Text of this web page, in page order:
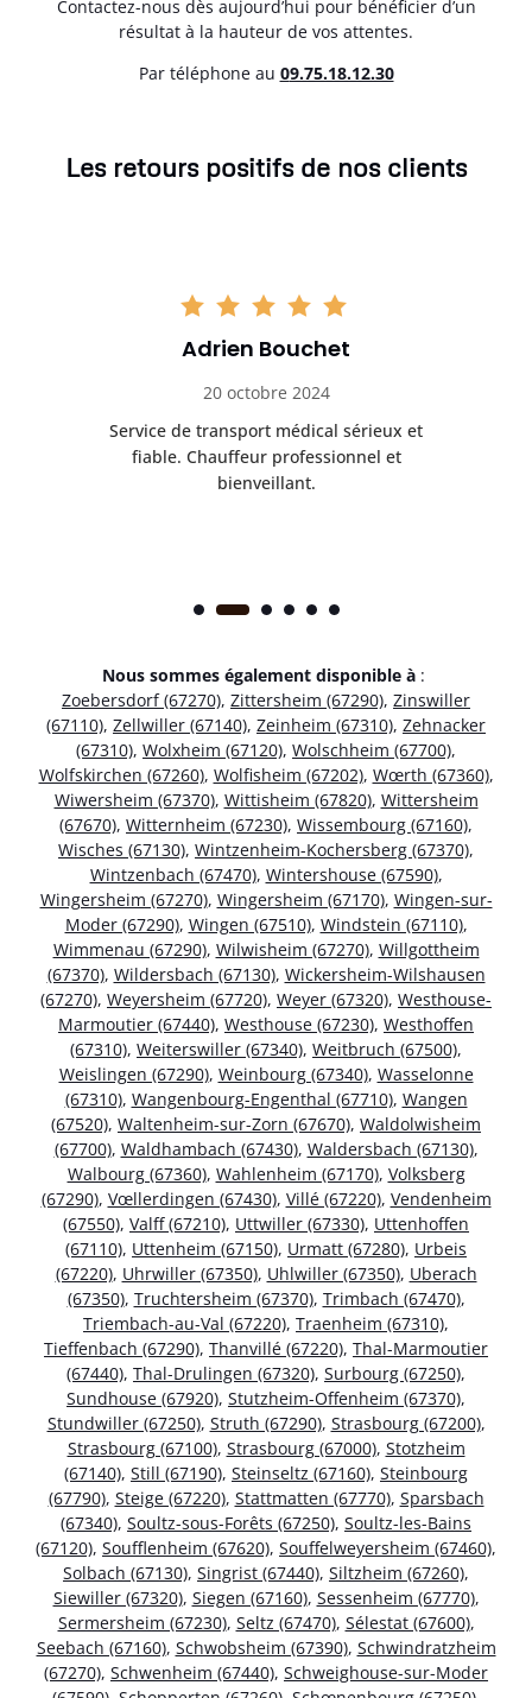
Contactez-nous dès aujourd’hui pour bénéficier d’un
résultat à la hauteur de vos attentes.
Par téléphone au 09.75.18.12.30
Les retours positifs de nos clients
Adrien Bouchet
20 octobre 2024
Service de transport médical sérieux et
fiable. Chauffeur professionnel et
bienveillant.
Nous sommes également disponible à :
Zoebersdorf (67270), Zittersheim (67290), Zinswiller
(67110), Zellwiller (67140), Zeinheim (67310), Zehnacker
(67310), Wolxheim (67120), Wolschheim (67700),
Wolfskirchen (67260), Wolfisheim (67202), Wœrth (67360),
Wiwersheim (67370), Wittisheim (67820), Wittersheim
(67670), Witternheim (67230), Wissembourg (67160),
Wisches (67130), Wintzenheim-Kochersberg (67370),
Wintzenbach (67470), Wintershouse (67590),
Wingersheim (67270), Wingersheim (67170), Wingen-sur-
Moder (67290), Wingen (67510), Windstein (67110),
Wimmenau (67290), Wilwisheim (67270), Willgottheim
(67370), Wildersbach (67130), Wickersheim-Wilshausen
(67270), Weyersheim (67720), Weyer (67320), Westhouse-
Marmoutier (67440), Westhouse (67230), Westhoffen
(67310), Weiterswiller (67340), Weitbruch (67500),
Weislingen (67290), Weinbourg (67340), Wasselonne
(67310), Wangenbourg-Engenthal (67710), Wangen
(67520), Waltenheim-sur-Zorn (67670), Waldolwisheim
(67700), Waldhambach (67430), Waldersbach (67130),
Walbourg (67360), Wahlenheim (67170), Volksberg
(67290), Vœllerdingen (67430), Villé (67220), Vendenheim
(67550), Valff (67210), Uttwiller (67330), Uttenhoffen
(67110), Uttenheim (67150), Urmatt (67280), Urbeis
(67220), Uhrwiller (67350), Uhlwiller (67350), Uberach
(67350), Truchtersheim (67370), Trimbach (67470),
Triembach-au-Val (67220), Traenheim (67310),
Tieffenbach (67290), Thanvillé (67220), Thal-Marmoutier
(67440), Thal-Drulingen (67320), Surbourg (67250),
Sundhouse (67920), Stutzheim-Offenheim (67370),
Stundwiller (67250), Struth (67290), Strasbourg (67200),
Strasbourg (67100), Strasbourg (67000), Stotzheim
(67140), Still (67190), Steinseltz (67160), Steinbourg
(67790), Steige (67220), Stattmatten (67770), Sparsbach
(67340), Soultz-sous-Forêts (67250), Soultz-les-Bains
(67120), Soufflenheim (67620), Souffelweyersheim (67460),
Solbach (67130), Singrist (67440), Siltzheim (67260),
Siewiller (67320), Siegen (67160), Sessenheim (67770),
Sermersheim (67230), Seltz (67470), Sélestat (67600),
Seebach (67160), Schwobsheim (67390), Schwindratzheim
(67270), Schwenheim (67440), Schweighouse-sur-Moder